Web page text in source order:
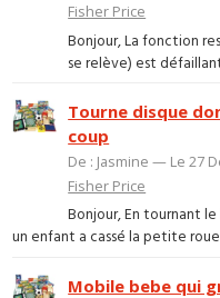
Fisher Price
Bonjour, La fonction
se relève) est
Tourne disque
coup
De : Jasmine — Le 27
Fisher Price
Bonjour, En tournant
un enfant a cassé la petite roue
Mobile bebe qui